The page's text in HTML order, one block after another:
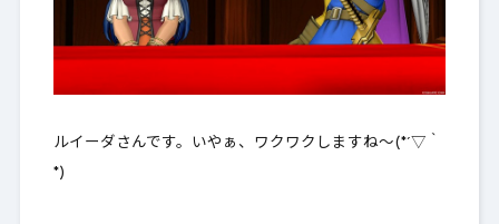
ルイーダさんです。いやぁ、ワクワクしますね～(*´▽｀
*)